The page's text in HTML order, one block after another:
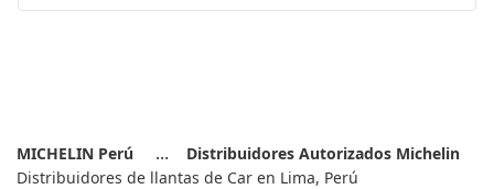
MICHELIN Perú
Distribuidores Autorizados Michelin
Distribuidores de llantas de Car en Lima, Perú